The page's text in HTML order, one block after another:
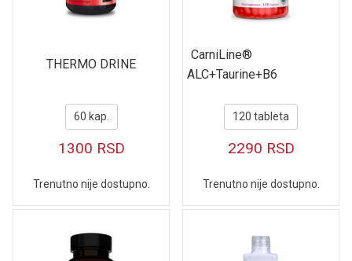
THERMO DRINE
60 kap.
1300 RSD
Trenutno nije dostupno.
CarniLine®
ALC+Taurine+B6
120 tableta
2290 RSD
Trenutno nije dostupno.